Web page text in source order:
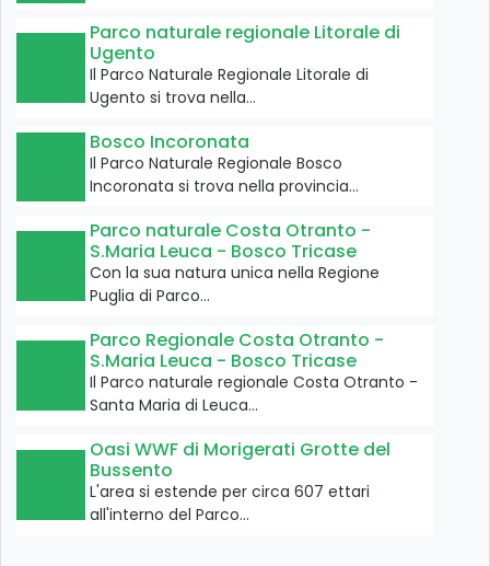
Parco naturale regionale Litorale di
Ugento
Il Parco Naturale Regionale Litorale di
Ugento si trova nella…
Bosco Incoronata
Il Parco Naturale Regionale Bosco
Incoronata si trova nella provincia…
Parco naturale Costa Otranto -
S.Maria Leuca - Bosco Tricase
Con la sua natura unica nella Regione
Puglia di Parco…
Parco Regionale Costa Otranto -
S.Maria Leuca - Bosco Tricase
Il Parco naturale regionale Costa Otranto -
Santa Maria di Leuca…
Oasi WWF di Morigerati Grotte del
Bussento
L'area si estende per circa 607 ettari
all'interno del Parco…